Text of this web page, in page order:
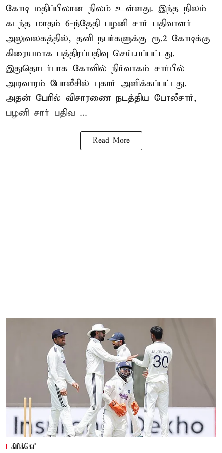
கோடி மதிப்பிலான நிலம் உள்ளது. இந்த நிலம்
கடந்த மாதம் 6-ந்தேதி பழனி சார் பதிவாளர்
அலுவலகத்தில், தனி நபர்களுக்கு ரூ.2 கோடிக்கு
கிரையமாக பத்திரப்பதிவு செய்யப்பட்டது.
இதுதொடர்பாக கோவில் நிர்வாகம் சார்பில்
அடிவாரம் போலீசில் புகார் அளிக்கப்பட்டது.
அதன் பேரில் விசாரணை நடத்திய போலீசார்,
பழனி சார் பதிவ ...
Read More
கிரிக்கெட்